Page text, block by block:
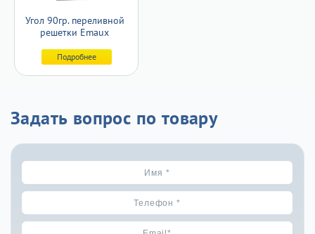
Угол 90гр. переливной
решетки Emaux
Подробнее
Задать вопрос по товару